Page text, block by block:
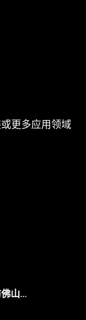
更多应用领域
瑞士coatmaster创始人到访佛山翁开尔：非接触测厚技术能否破解涂装行业“效率与精度”难题？